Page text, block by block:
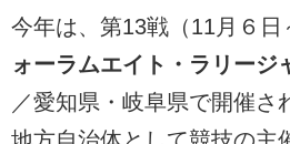
今年は、第13戦（11月６日
ォーラムエイト・ラリージ
／愛知県・岐阜県で開催さ